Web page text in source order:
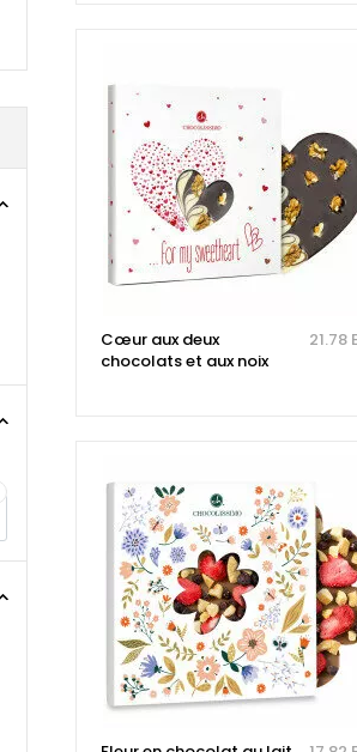
Cœur aux deux
chocolats et aux noix
21.78